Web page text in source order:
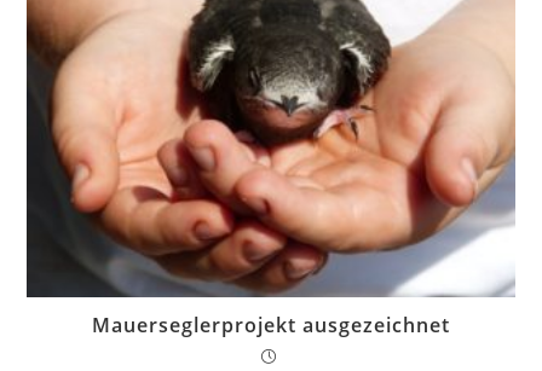
Mauerseglerprojekt ausgezeichnet